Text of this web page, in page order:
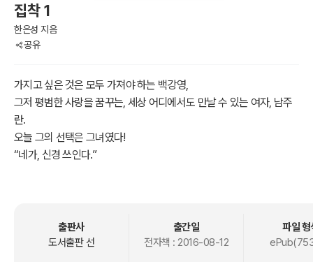
집착 1
한은성 지음
공유
가지고 싶은 것은 모두 가져야 하는 백강영,
그저 평범한 사랑을 꿈꾸는, 세상 어디에서도 만날 수 있는 여자, 남주
란.
오늘 그의 선택은 그녀였다!
“네가, 신경 쓰인다.”
럴 수도 없고…….
도대체 내게 무슨 일이 생긴 거냐고!
출판사
도서출판 선
출간일
전자책 : 2016-08-12
파일 형